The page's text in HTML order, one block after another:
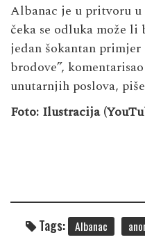
Albanac je u pritvoru
čeka se odluka može
jedan šokantan
brodove”,
unutarnjih poslova,
Foto: Ilustracija
Tags: Albanac